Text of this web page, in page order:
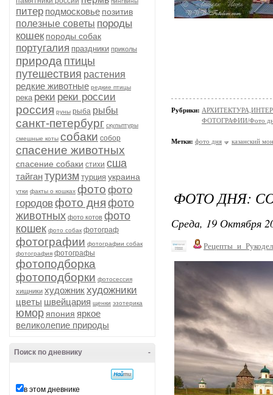
питер подмосковье позитив
полезные советы породы
кошек породы собак
португалия праздники приколы
природа птицы
путешествия растения
редкие животные редкие птицы
река реки реки россии
россия руны рыба рыбы
санкт-петербург скульптуры
смешные коты собаки собор
спасение животных
спасение собаки стихи сша
тайгантуризм турция украина
утки факты о кошках фото фото
городовфото дня фото
животных фото котов фото
кошек фото собак фотограф
фотографии фотографии собак
фотография фотографы
фотоподборка
фотоподборки фотосессия
хищники художникхудожники
цветы швейцария щенки эзотерика
юмор япония яркое
великолепие природы
-
Поиск по дневнику
в этом дневнике
Рубрики:
ФОТОГРАФИИ/Фото
Метки: фото дня казанский
ФОТО ДНЯ:
Среда, 19 Октября